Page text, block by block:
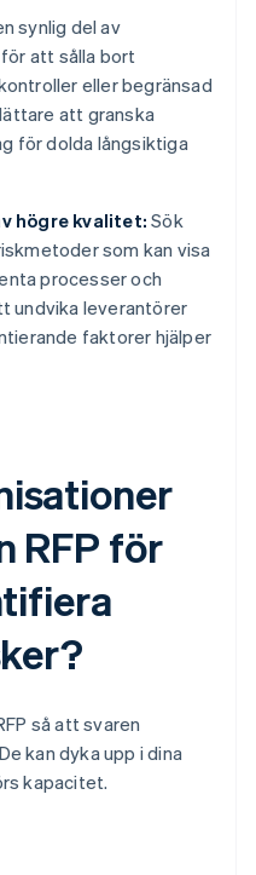
synlig del av
att sålla bort
eller begränsad
att granska
för dolda långsiktiga
högre kvalitet: Sök
som kan visa
processer och
undvika leverantörer
faktorer hjälper
RFP för
så att svaren
kan dyka upp i dina
kapacitet.